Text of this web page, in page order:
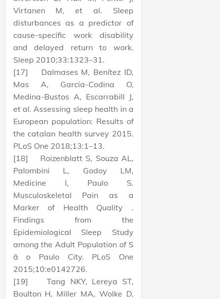
Virtanen M, et al. Sleep
disturbances as a predictor of
cause-specific work disability
and delayed return to work.
Sleep 2010;33:1323–31.
[17] Dalmases M, Benítez ID,
Mas A, Garcia-Codina O,
Medina-Bustos A, Escarrabill J,
et al. Assessing sleep health in a
European population: Results of
the catalan health survey 2015.
PLoS One 2018;13:1–13.
[18] Roizenblatt S, Souza AL,
Palombini L, Godoy LM,
Medicine I, Paulo S.
Musculoskeletal Pain as a
Marker of Health Quality .
Findings from the
Epidemiological Sleep Study
among the Adult Population of S
ã o Paulo City. PLoS One
2015;10:e0142726.
[19] Tang NKY, Lereya ST,
Boulton H, Miller MA, Wolke D,